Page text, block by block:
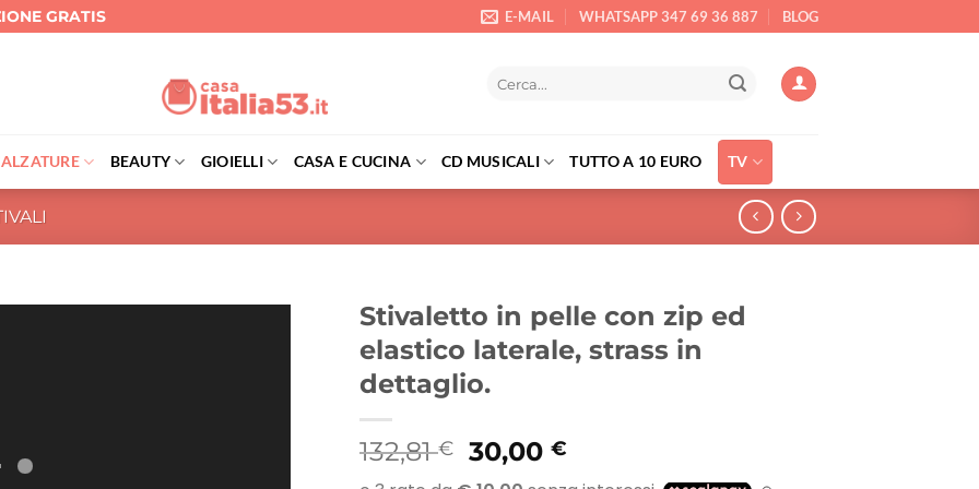
GRATIS E-MAIL WHATSAPP 347 69 36 887 BLOG
BEAUTY GIOIELLI CASA E CUCINA CD MUSICALI TUTTO A 10 EURO TV
Stivaletto in pelle con zip ed
elastico laterale, strass in
dettaglio.
132,81€
Il
prezzo
30,00€
prezzo